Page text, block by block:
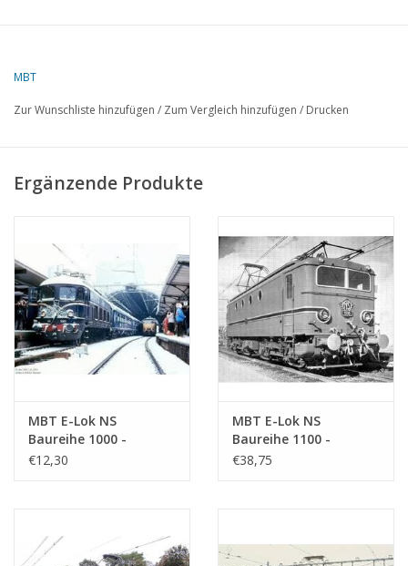
MBT
Zur Wunschliste hinzufügen / Zum Vergleich hinzufügen / Drucken
Ergänzende Produkte
MBT E-Lok NS
Baureihe 1000 -
Bauzeichnung
€12,30
MBT E-Lok NS
Baureihe 1100 -
Bauzeichnung
€38,75